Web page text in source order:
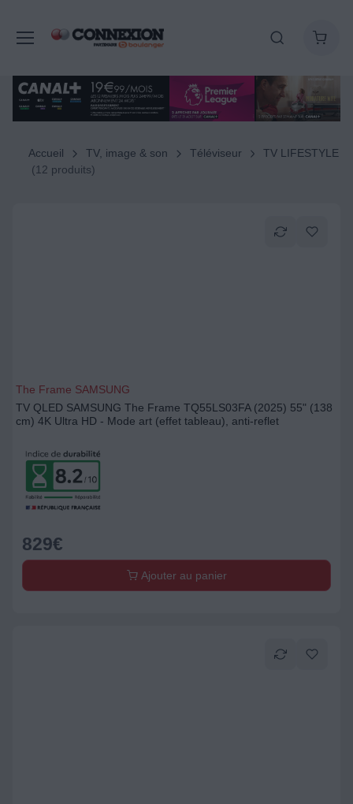
Accueil TV, image & son Téléviseur
TV LIFESTYLE
(12 produits)
The Frame SAMSUNG
TV QLED SAMSUNG The Frame TQ55LS03FA (2025) 55" (138
cm) 4K Ultra HD - Mode art (effet tableau), anti-reflet
829€
Ajouter au panier